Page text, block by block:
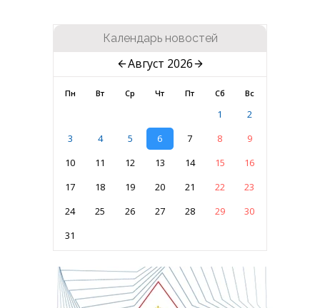
Календарь новостей
Август 2026
Пн Вт Ср Чт Пт Сб Вс
1
2
3
4 5 6 7 8
9
10
11 12 13 14 15
16
17
18 19 20 21 22
23
24
25 26 27 28 29
30
31